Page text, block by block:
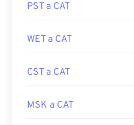
PST a CAT
WET a CAT
CST a CAT
MSK a CAT